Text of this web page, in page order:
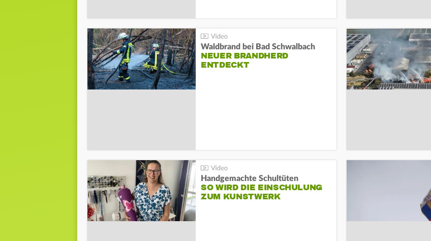
Waldbrand bei Bad Schwalbach
NEUER BRANDHERD
ENTDECKT
Handgemachte Schultüten
SO WIRD DIE EINSCHULUNG
ZUM KUNSTWERK